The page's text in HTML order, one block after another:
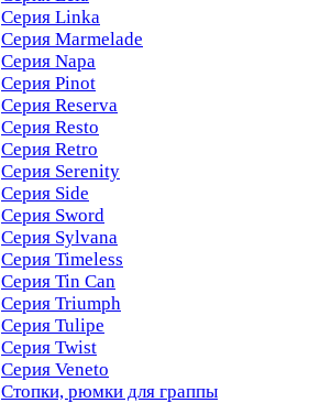
Серия Linka
Серия Marmelade
Серия Napa
Серия Pinot
Серия Reserva
Серия Resto
Серия Retro
Серия Serenity
Серия Side
Серия Sword
Серия Sуlvana
Серия Timeless
Серия Tin Can
Серия Triumph
Серия Tulipe
Серия Twist
Серия Veneto
Стопки, рюмки для граппы